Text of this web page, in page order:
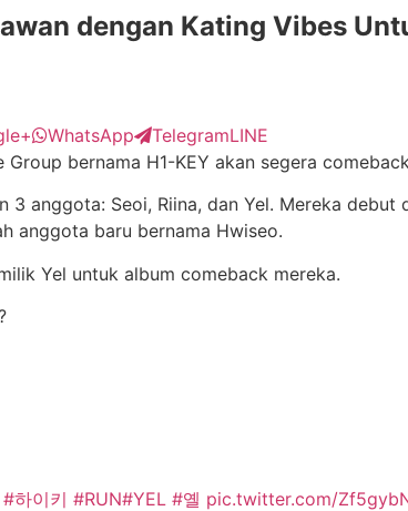
dengan Kating Vibes
WhatsApp TelegramLINE
bernama H1-KEY akan segera
3 anggota: Seoi, Riina, dan Yel. Mereka
anggota baru bernama Hwiseo.
Yel untuk album comeback mereka.
#하이키 #RUN#YEL #옐 pic.twitter.com/